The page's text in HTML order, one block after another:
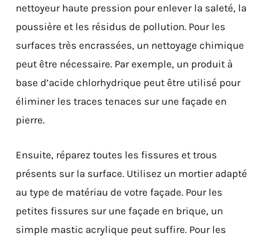
nettoyeur haute pression pour enlever la saleté, la
poussière et les résidus de pollution. Pour les
surfaces très encrassées, un nettoyage chimique
peut être nécessaire. Par exemple, un produit à
base d’acide chlorhydrique peut être utilisé pour
éliminer les traces tenaces sur une façade en
pierre.
Ensuite, réparez toutes les fissures et trous
présents sur la surface. Utilisez un mortier adapté
au type de matériau de votre façade. Pour les
petites fissures sur une façade en brique, un
simple mastic acrylique peut suffire. Pour les